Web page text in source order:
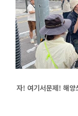
자! 여기서문제! 해양